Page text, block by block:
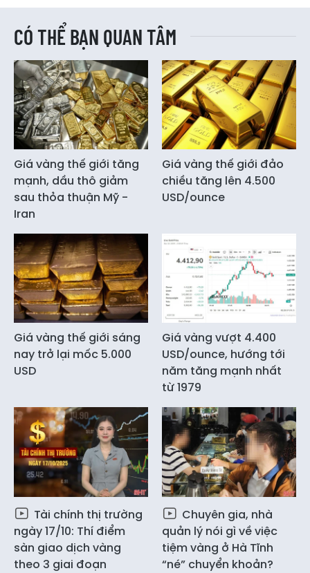
CÓ THỂ BẠN QUAN TÂM
Giá vàng thế giới tăng
mạnh, dầu thô giảm
sau thỏa thuận Mỹ -
Iran
Giá vàng thế giới đảo
chiều tăng lên 4.500
USD/ounce
Giá vàng thế giới sáng
nay trở lại mốc 5.000
USD
Giá vàng vượt 4.400
USD/ounce, hướng tới
năm tăng mạnh nhất
từ 1979
Tài chính thị trường
ngày 17/10: Thí điểm
sàn giao dịch vàng
theo 3 giai đoạn
Chuyên gia, nhà
quản lý nói gì về việc
tiệm vàng ở Hà Tĩnh
“né” chuyển khoản?